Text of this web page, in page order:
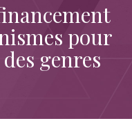
pour
genres